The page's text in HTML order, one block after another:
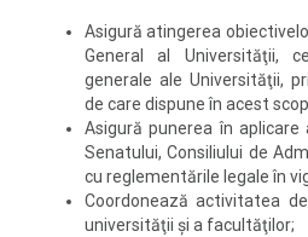
Asigură atingerea
General al Universităţii,
generale ale Universităţii,
de care dispune în acest
Asigură punerea în
Senatului, Consiliului de
cu reglementările legale în
Coordonează activitatea
universităţii şi a facultăţilor;